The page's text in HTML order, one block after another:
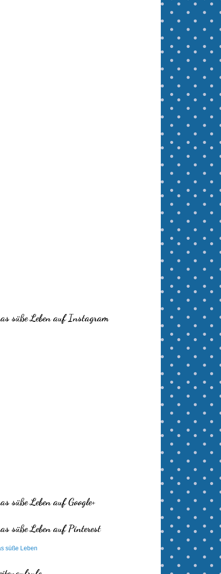
süße Leben auf Instagram
süße Leben auf Google+
süße Leben auf Pinterest
süße Leben